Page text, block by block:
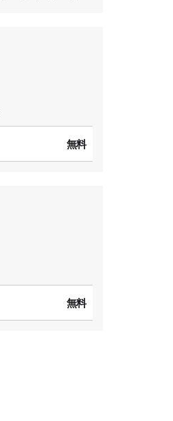
無料
無料